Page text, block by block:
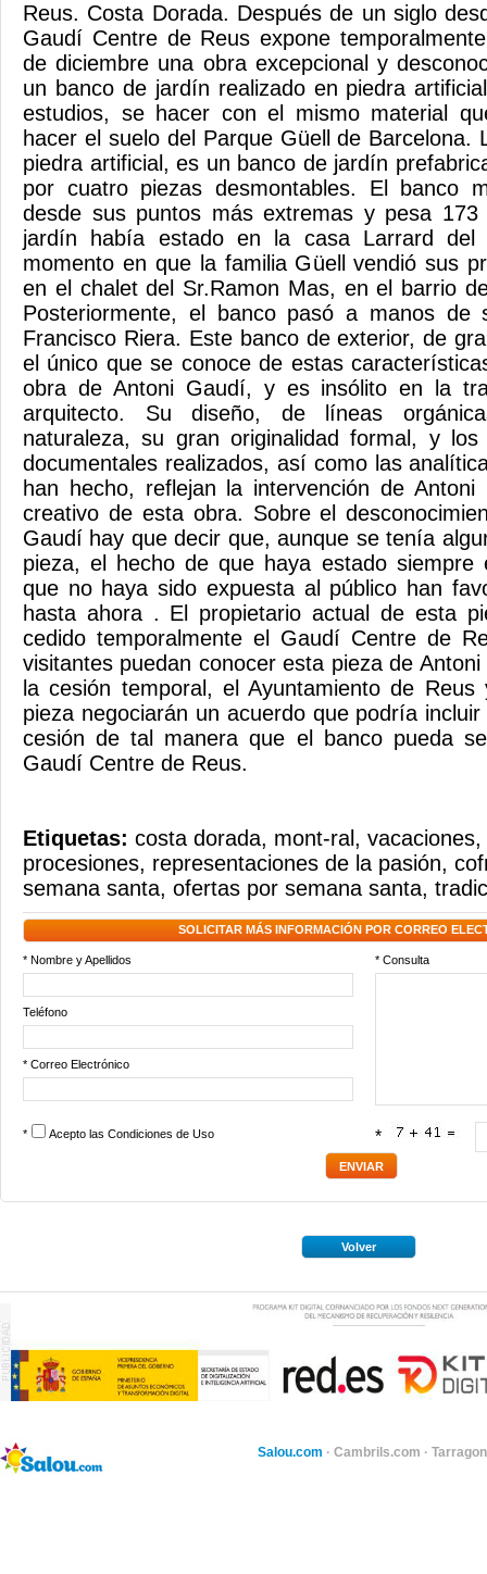
Reus. Costa Dorada. Después de un siglo
Gaudí Centre de Reus expone
de diciembre una obra excepcional y
un banco de jardín realizado en piedra
estudios, se hacer con el mismo material
hacer el suelo del Parque Güell de Barcelona.
piedra artificial, es un banco de jardín
por cuatro piezas desmontables. El banco
desde sus puntos más extremas y pesa
jardín había estado en la casa Larrard
momento en que la familia Güell vendió sus
en el chalet del Sr.Ramon Mas, en el barrio
Posteriormente, el banco pasó a manos de
Francisco Riera. Este banco de exterior, de
el único que se conoce de estas
obra de Antoni Gaudí, y es insólito en la
arquitecto. Su diseño, de líneas
naturaleza, su gran originalidad formal, y
documentales realizados, así como las
han hecho, reflejan la intervención de
creativo de esta obra. Sobre el
Gaudí hay que decir que, aunque se tenía
pieza, el hecho de que haya estado siempre
que no haya sido expuesta al público han
hasta ahora . El propietario actual de esta
cedido temporalmente el Gaudí Centre de
visitantes puedan conocer esta pieza de
la cesión temporal, el Ayuntamiento de
pieza negociarán un acuerdo que podría
cesión de tal manera que el banco pueda
Gaudí Centre de Reus.
Etiquetas: costa dorada, mont-ral , vacaciones,
procesiones, representaciones de la pasión,
semana santa, ofertas por semana santa,
SOLICITAR MÁS INFORMACIÓN POR CORREO
* Nombre y Apellidos * Consulta
Teléfono
* Correo Electrónico
* Acepto las Condiciones de Uso *
Volver
Salou.com · Cambrils.com ·